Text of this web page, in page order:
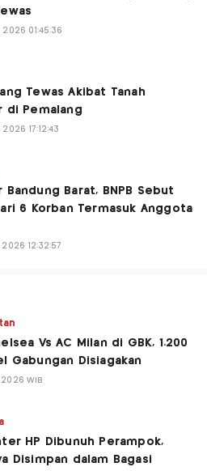
2026 01:45:36
Tewas Akibat Tanah
di Pemalang
17:12:43
Bandung Barat, BNPB Sebut
6 Korban Termasuk Anggota
2026 12:32:57
Vs AC Milan di GBK, 1.200
Gabungan Disiagakan
2026 WIB
HP Dibunuh Perampok,
Disimpan dalam Bagasi